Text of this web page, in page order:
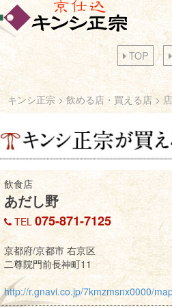
TOP
キンシ正宗 > 飲める店・買える店 >
飲食店
あだし野
TEL 075-871-7125
京都府/京都市 右京区
二尊院門前長神町11
http://r.gnavi.co.jp/7kmzmsnx0000/